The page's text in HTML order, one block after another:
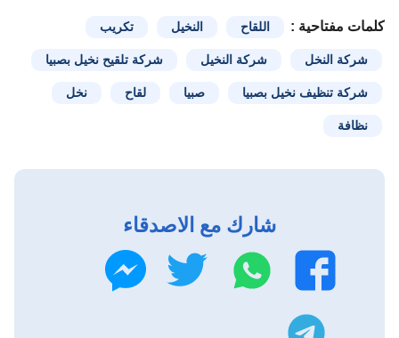
كلمات مفتاحية : اللقاح النخيل تكريب
شركة النخل شركة النخيل شركة تلقيح نخيل بصبيا
شركة تنظيف نخيل بصبيا صبيا لقاح نخل
نظافة
شارك مع الاصدقاء
فيسبوك
واتساب تويتر